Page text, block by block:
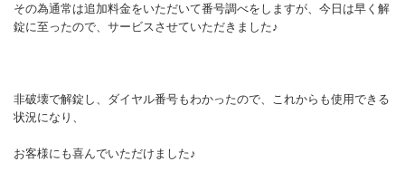
その為通常は追加料金をいただいて番号調べをしますが、今日は早く解
錠に至ったので、サービスさせていただきました♪
非破壊で解錠し、ダイヤル番号もわかったので、これからも使用できる
状況になり、
お客様にも喜んでいただけました♪